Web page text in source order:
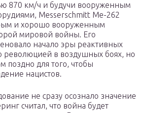
870 км/ч и будучи вооруженным
Messerschmitt Ме-262
и хорошо вооруженным
мировой войны. Его
начало эры реактивных
революцией в воздушных боях, но
поздно для того, чтобы
нацистов.
не сразу осознало значение
считал, что война будет